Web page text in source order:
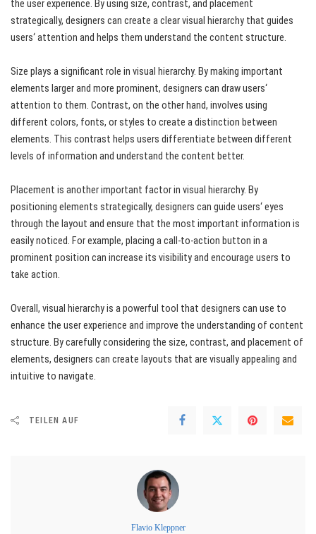
the user experience. By using size, contrast, and placement
strategically, designers can create a clear visual hierarchy that guides
users‘ attention and helps them understand the content structure.
Size plays a significant role in visual hierarchy. By making important
elements larger and more prominent, designers can draw users‘
attention to them. Contrast, on the other hand, involves using
different colors, fonts, or styles to create a distinction between
elements. This contrast helps users differentiate between different
levels of information and understand the content better.
Placement is another important factor in visual hierarchy. By
positioning elements strategically, designers can guide users‘ eyes
through the layout and ensure that the most important information is
easily noticed. For example, placing a call-to-action button in a
prominent position can increase its visibility and encourage users to
take action.
Overall, visual hierarchy is a powerful tool that designers can use to
enhance the user experience and improve the understanding of content
structure. By carefully considering the size, contrast, and placement of
elements, designers can create layouts that are visually appealing and
intuitive to navigate.
TEILEN AUF
Flavio Kleppner